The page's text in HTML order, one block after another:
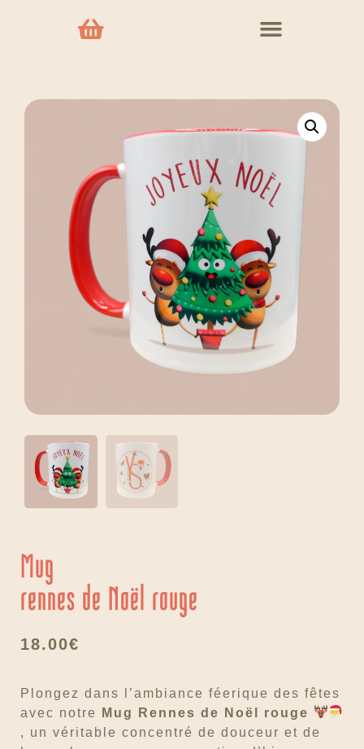
Mug
rennes de Noël rouge
18.00€
Plongez dans l’ambiance féerique des fêtes
avec notre
Mug Rennes de Noël rouge
, un véritable concentré de douceur et de